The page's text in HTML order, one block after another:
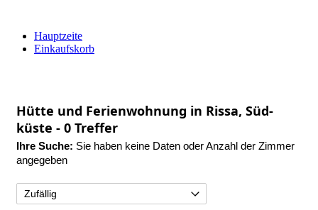
Hauptzeite
Einkaufskorb
Hütte und Ferienwohnung in Rissa, Süd-
küste - 0 Treffer
Ihre Suche: Sie haben keine Daten oder Anzahl der Zimmer
angegeben